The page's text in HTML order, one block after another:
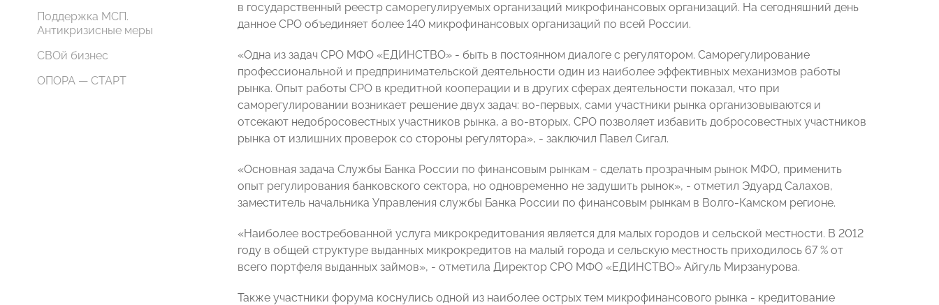
Поддержка МСП.
Антикризисные меры
СВОй бизнес
ОПОРА — СТАРТ
в государственный реестр саморегулируемых организаций микрофинансовых организаций. На сегодняшний день
данное СРО объединяет более 140 микрофинансовых организаций по всей России.
«Одна из задач СРО МФО «ЕДИНСТВО» - быть в постоянном диалоге с регулятором. Саморегулирование
профессиональной и предпринимательской деятельности один из наиболее эффективных механизмов работы
рынка. Опыт работы СРО в кредитной кооперации и в других сферах деятельности показал, что при
саморегулировании возникает решение двух задач: во-первых, сами участники рынка организовываются и
отсекают недобросовестных участников рынка, а во-вторых, СРО позволяет избавить добросовестных участников
рынка от излишних проверок со стороны регулятора», - заключил Павел Сигал.
«Основная задача Службы Банка России по финансовым рынкам - сделать прозрачным рынок МФО, применить
опыт регулирования банковского сектора, но одновременно не задушить рынок», - отметил Эдуард Салахов,
заместитель начальника Управления службы Банка России по финансовым рынкам в Волго-Камском регионе.
«Наиболее востребованной услуга микрокредитования является для малых городов и сельской местности. В 2012
году в общей структуре выданных микрокредитов на малый города и сельскую местность приходилось 67 % от
всего портфеля выданных займов», - отметила Директор СРО МФО «ЕДИНСТВО» Айгуль Мирзанурова.
Также участники форума коснулись одной из наиболее острых тем микрофинансового рынка - кредитование